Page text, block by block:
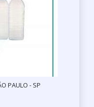
PAULO - SP